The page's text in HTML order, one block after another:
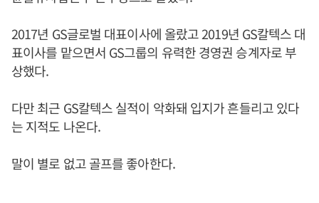
2017년 GS글로벌 대표이사에 올랐고 2019년 GS칼텍스 대
표이사를 맡으면서 GS그룹의 유력한 경영권 승계자로 부
상했다.
다만 최근 GS칼텍스 실적이 악화돼 입지가 흔들리고 있다
는 지적도 나온다.
말이 별로 없고 골프를 좋아한다.